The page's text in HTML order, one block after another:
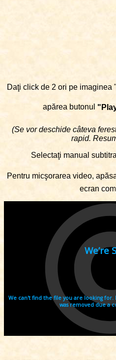
Daţi click de 2 ori pe imaginea
apărea butonul
(Se vor deschide câteva
rapid.
Selectaţi manual
Pentru micşorarea video,
ecran